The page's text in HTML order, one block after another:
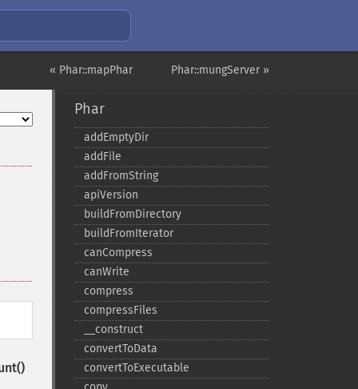
Phar::mungServer »
« Phar::mapPhar
Phar
addEmptyDir
addFile
addFromString
apiVersion
buildFromDirectory
buildFromIterator
canCompress
canWrite
compress
compressFiles
_​_​construct
convertToData
convertToExecutable